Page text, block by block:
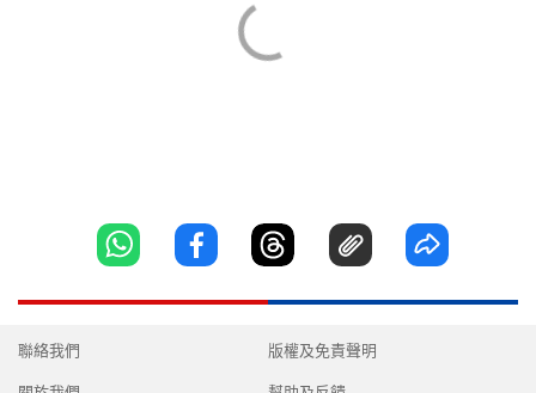
聯絡我們 版權及免責聲明